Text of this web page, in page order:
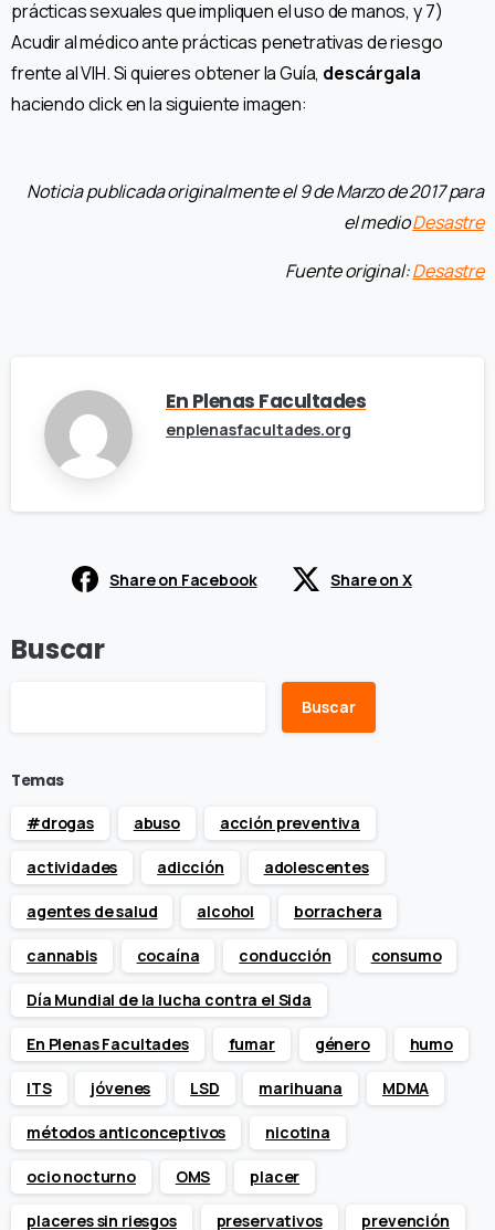
prácticas sexuales que impliquen el uso de manos, y 7)
Acudir al médico ante prácticas penetrativas de riesgo
frente al VIH. Si quieres obtener la Guía, descárgala
haciendo click en la siguiente imagen:
Noticia publicada originalmente el 9 de Marzo de 2017 para
el medioDesastre
Fuente original:Desastre
En Plenas Facultades
enplenasfacultades.org
Share on Facebook Share on X
Buscar
Buscar
Temas
#drogas
abuso acción preventiva
actividades adicción adolescentes
agentes de salud alcohol borrachera
cannabis cocaína conducción consumo
Día Mundial de la lucha contra el Sida
En Plenas Facultades fumar género humo
ITS jóvenes LSD marihuana MDMA
métodos anticonceptivos nicotina
ocio nocturno OMS placer
placeres sin riesgos preservativos prevención